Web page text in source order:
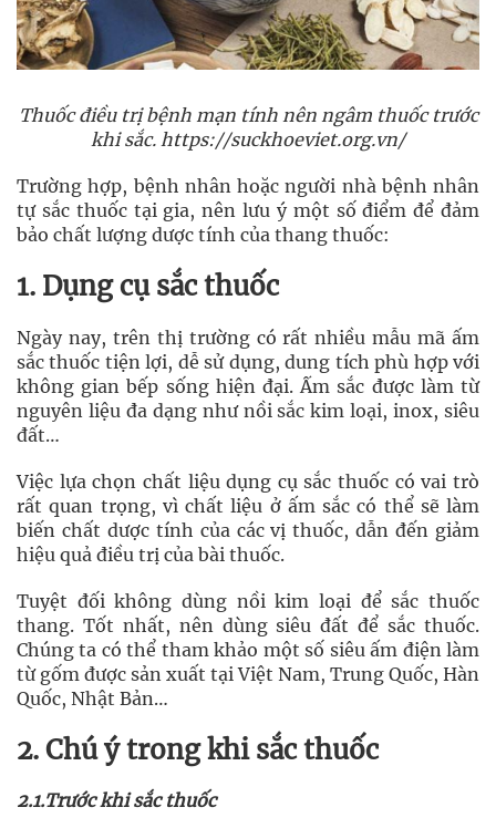
Thuốc điều trị bệnh mạn tính nên ngâm thuốc trước
khi sắc. https://suckhoeviet.org.vn/
Trường hợp, bệnh nhân hoặc người nhà bệnh nhân
tự sắc thuốc tại gia, nên lưu ý một số điểm để đảm
bảo chất lượng dược tính của thang thuốc:
1. Dụng cụ sắc thuốc
Ngày nay, trên thị trường có rất nhiều mẫu mã ấm
sắc thuốc tiện lợi, dễ sử dụng, dung tích phù hợp với
không gian bếp sống hiện đại. Ấm sắc được làm từ
nguyên liệu đa dạng như nồi sắc kim loại, inox, siêu
đất…
Việc lựa chọn chất liệu dụng cụ sắc thuốc có vai trò
rất quan trọng, vì chất liệu ở ấm sắc có thể sẽ làm
biến chất dược tính của các vị thuốc, dẫn đến giảm
hiệu quả điều trị của bài thuốc.
Tuyệt đối không dùng nồi kim loại để sắc thuốc
thang. Tốt nhất, nên dùng siêu đất để sắc thuốc.
Chúng ta có thể tham khảo một số siêu ấm điện làm
từ gốm được sản xuất tại Việt Nam, Trung Quốc, Hàn
Quốc, Nhật Bản…
2. Chú ý trong khi sắc thuốc
2.1.Trước khi sắc thuốc